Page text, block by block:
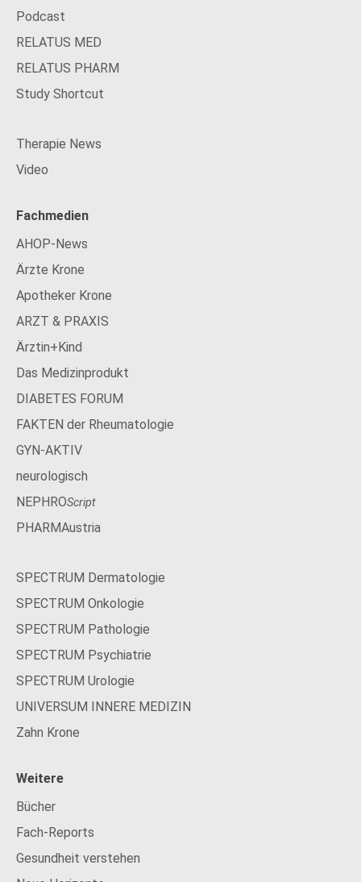
Podcast
RELATUS MED
RELATUS PHARM
Study Shortcut
Therapie News
Video
Fachmedien
AHOP-News
Ärzte Krone
Apotheker Krone
ARZT & PRAXIS
Ärztin+Kind
Das Medizinprodukt
DIABETES FORUM
FAKTEN der Rheumatologie
GYN-AKTIV
neurologisch
NEPHROScript
PHARMAustria
SPECTRUM Dermatologie
SPECTRUM Onkologie
SPECTRUM Pathologie
SPECTRUM Psychiatrie
SPECTRUM Urologie
UNIVERSUM INNERE MEDIZIN
Zahn Krone
Weitere
Bücher
Fach-Reports
Gesundheit verstehen